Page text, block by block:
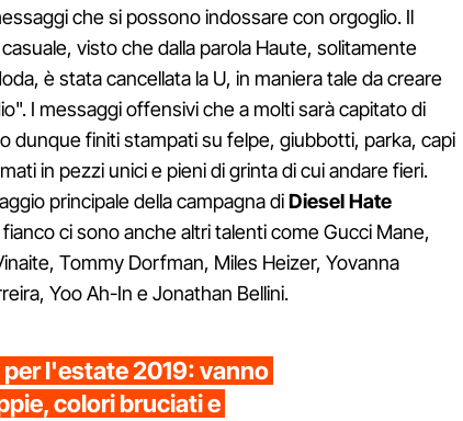
che si possono indossare con orgoglio. Il
visto che dalla parola Haute, solitamente
è stata cancellata la U, in maniera tale da creare
I messaggi offensivi che a molti sarà capitato di
dunque finiti stampati su felpe, giubbotti, parka, capi
in pezzi unici e pieni di grinta di cui andare fieri.
principale della campagna diDiesel Hate
fianco ci sono anche altri talenti come Gucci Mane,
Tommy Dorfman, Miles Heizer, Yovanna
Yoo Ah-In e Jonathan Bellini.
l'estate 2019: vanno
colori bruciati e